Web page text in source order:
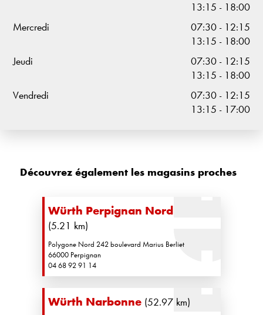
13:15 - 18:00
Mercredi
07:30 - 12:15
13:15 - 18:00
Jeudi
07:30 - 12:15
13:15 - 18:00
Vendredi
07:30 - 12:15
13:15 - 17:00
Découvrez également les magasins proches
Würth Perpignan Nord
(5.21 km)
Polygone Nord 242 boulevard Marius Berliet
66000 Perpignan
04 68 92 91 14
Würth Narbonne (52.97 km)